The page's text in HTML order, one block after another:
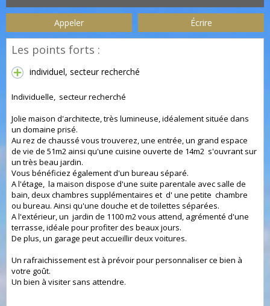
Appeler Écrire
Les points forts :
individuel, secteur recherché
Individuelle, secteur recherché
Jolie maison d'architecte, très lumineuse, idéalement située dans
un domaine prisé.
Au rez de chaussé vous trouverez, une entrée, un grand espace
de vie de 51m2 ainsi qu'une cuisine ouverte de 14m2 s'ouvrant sur
un très beau jardin.
Vous bénéficiez également d'un bureau séparé.
A l'étage, la maison dispose d'une suite parentale avec salle de
bain, deux chambres supplémentaires et d' une petite chambre
ou bureau. Ainsi qu'une douche et de toilettes séparées.
A l'extérieur, un jardin de 1100 m2 vous attend, agrémenté d'une
terrasse, idéale pour profiter des beaux jours.
De plus, un garage peut accueillir deux voitures.
Un rafraichissement est à prévoir pour personnaliser ce bien à
votre goût.
Un bien à visiter sans attendre.